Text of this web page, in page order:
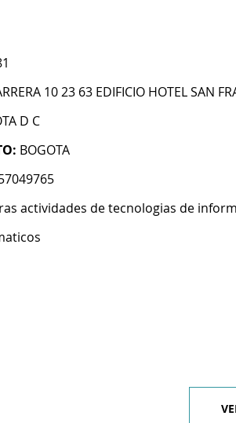
10 23 63 EDIFICIO HOTEL SAN
D C
BOGOTA
actividades de tecnologias de